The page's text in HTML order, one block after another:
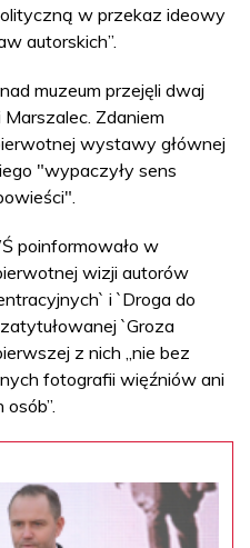
w przekaz ideowy
autorskich”.
muzeum przejęli dwaj
Zdaniem
wystawy głównej
"wypaczyły sens
poinformowało w
wizji autorów
i `Droga do
`Groza
z nich „nie bez
fotografii więźniów ani